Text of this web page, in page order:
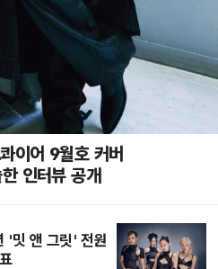
이어 9월호 커버
인터뷰 공개
'밋 앤 그릿' 전원